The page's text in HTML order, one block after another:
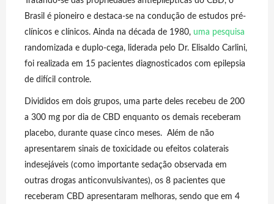
Brasil é pioneiro e destaca-se na condução de estudos pré-
clínicos e clínicos. Ainda na década de 1980, uma pesquisa
randomizada e duplo-cega, liderada pelo Dr. Elisaldo Carlini,
foi realizada em 15 pacientes diagnosticados com epilepsia
de difícil controle.
Divididos em dois grupos, uma parte deles recebeu de 200
a 300 mg por dia de CBD enquanto os demais receberam
placebo, durante quase cinco meses. Além de não
apresentarem sinais de toxicidade ou efeitos colaterais
indesejáveis (como importante sedação observada em
outras drogas anticonvulsivantes), os 8 pacientes que
receberam CBD apresentaram melhoras, sendo que em 4